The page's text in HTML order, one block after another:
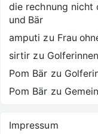
die rechnung nicht
und Bär
amputi zu Frau
sirtir zu Golferinnen
Pom Bär zu
Pom Bär zu
Impressum